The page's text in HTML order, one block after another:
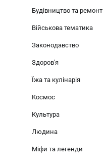
Будівництво та ремонт
Військова тематика
Законодавство
Здоров'я
Їжа та кулінарія
Космос
Культура
Людина
Міфи та легенди